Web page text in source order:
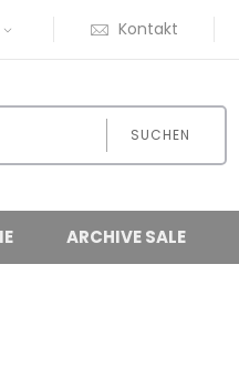
Kontakt
SUCHEN
ARCHIVE SALE